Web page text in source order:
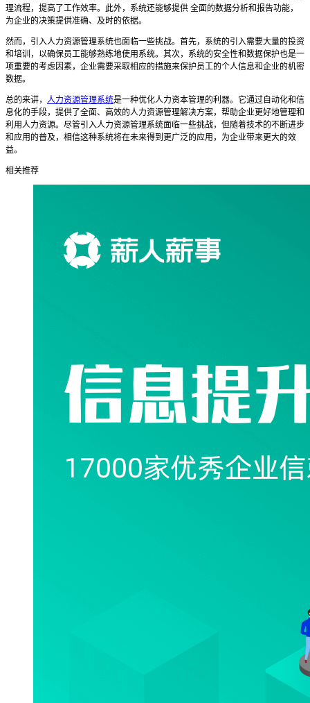
理流程，提高了工作效率。此外，系统还能够提供 全面的数据分析和报告功能，
为企业的决策提供准确、及时的依据。
然而，引入人力资源管理系统也面临一些挑战。首先，系统的引入需要大量的投资
和培训，以确保员工能够熟练地使用系统。其次，系统的安全性和数据保护也是一
项重要的考虑因素，企业需要采取相应的措施来保护员工的个人信息和企业的机密
数据。
总的来讲， 人力资源管理系统是一种优化人力资本管理的利器。它通过自动化和信
息化的手段，提供了全面、高效的人力资源管理解决方案，帮助企业更好地管理和
利用人力资源。尽管引入人力资源管理系统面临一些挑战，但随着技术的不断进步
和应用的普及，相信这种系统将在未来得到更广泛的应用，为企业带来更大的效
益。
相关推荐